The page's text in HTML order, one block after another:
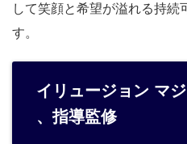
して笑顔と希望が溢れる持続
す。
イリュージョン マ
、指導監修